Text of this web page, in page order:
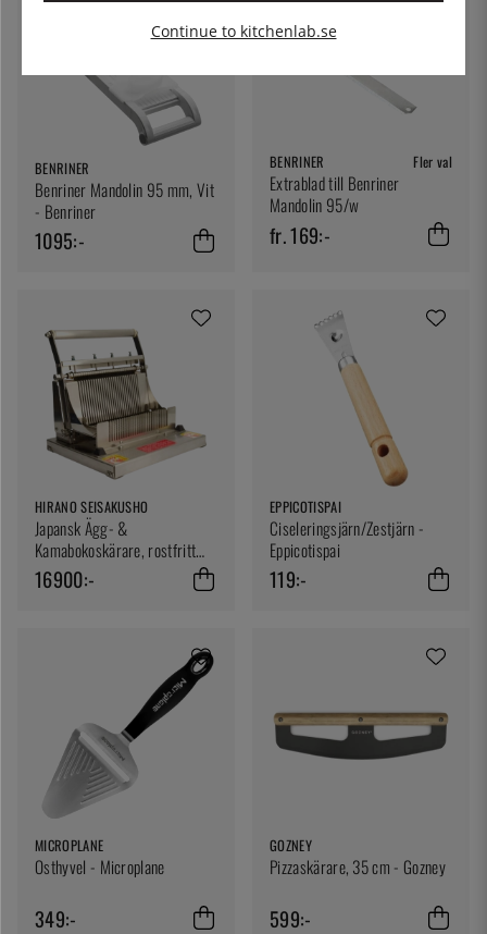
BENRINER
Benriner Mandolin 95 mm, Vit
- Benriner
1095:-
BENRINER Fler val
Extrablad till Benriner
Mandolin 95/w
fr. 169:-
HIRANO SEISAKUSHO
Japansk Ägg- &
Kamabokoskärare, rostfritt
stål, CTM-16 / TC-T7
16900:-
EPPICOTISPAI
Ciseleringsjärn/Zestjärn -
Eppicotispai
119:-
MICROPLANE
Osthyvel - Microplane
349:-
GOZNEY
Pizzaskärare, 35 cm - Gozney
599:-
Continue to kitchenlab.se